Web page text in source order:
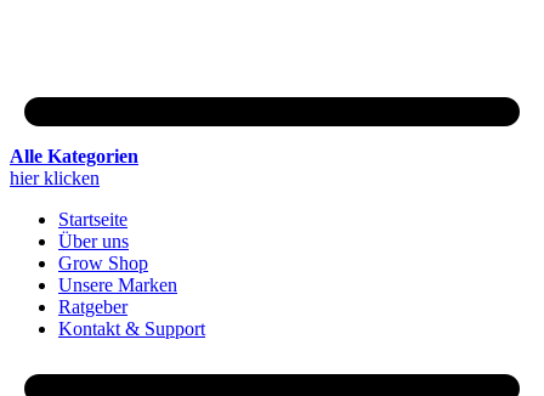
Alle Kategorien
hier klicken
Startseite
Über uns
Grow Shop
Unsere Marken
Ratgeber
Kontakt & Support